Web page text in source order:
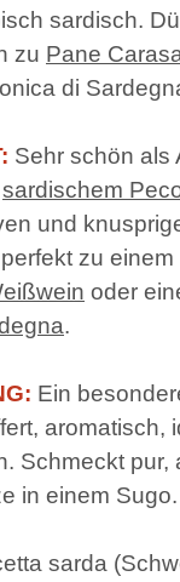
sardisch.
zu Pane
di
Sehr schön als
sardischem
und
zu einem
oder
.
Ein
aromatisch,
Schmeckt pur,
in einem Sugo.
sarda